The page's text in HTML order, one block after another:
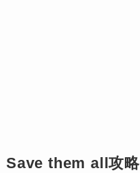
Save them all攻略